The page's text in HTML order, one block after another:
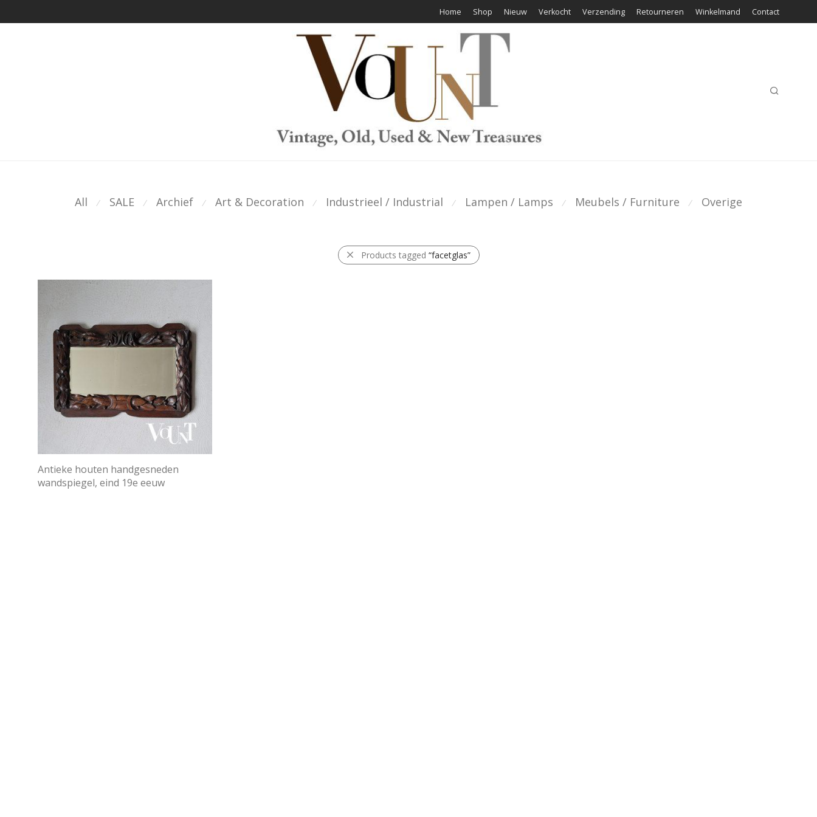
Home Shop Nieuw Verkocht Verzending Retourneren Winkelmand Contact
All ⁄ SALE ⁄ Archief ⁄ Art & Decoration ⁄ Industrieel / Industrial ⁄ Lampen / Lamps ⁄ Meubels / Furniture ⁄ Overige
Products tagged “facetglas”
Antieke houten handgesneden
wandspiegel, eind 19e eeuw